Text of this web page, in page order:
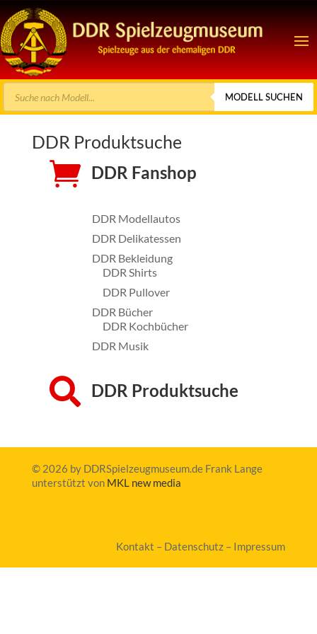
Products
search
MODELL SUCHEN
DDR Produktsuche
 DDR Fanshop
DDR Modellautos
DDR Delikatessen
DDR Bekleidung
DDR Shirts
DDR Pullover
DDR Bücher
DDR Kochbücher
DDR Musik
 DDR Produktsuche
© 2026 by DDRSpielzeugmuseum.de Frank Lange
unterstützt von MKL new media
Kontakt – Datenschutz – Impressum